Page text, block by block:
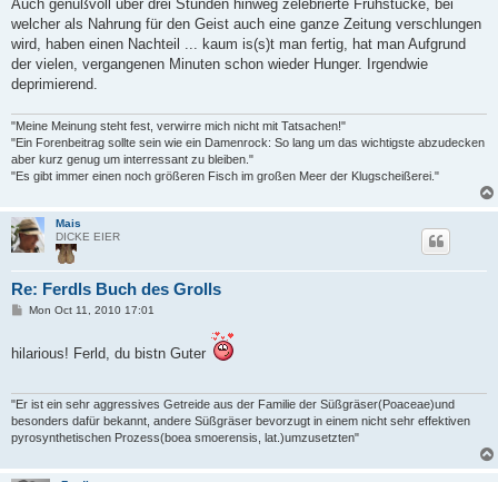
Auch genußvoll über drei Stunden hinweg zelebrierte Frühstücke, bei
welcher als Nahrung für den Geist auch eine ganze Zeitung verschlungen
wird, haben einen Nachteil ... kaum is(s)t man fertig, hat man Aufgrund
der vielen, vergangenen Minuten schon wieder Hunger. Irgendwie
deprimierend.
"Meine Meinung steht fest, verwirre mich nicht mit Tatsachen!"
"Ein Forenbeitrag sollte sein wie ein Damenrock: So lang um das wichtigste abzudecken
aber kurz genug um interressant zu bleiben."
"Es gibt immer einen noch größeren Fisch im großen Meer der Klugscheißerei."
Mais
DICKE EIER
Re: Ferdls Buch des Grolls
P
t
Mon Oct 11, 2010 17:01
hilarious! Ferld, du bistn Guter
"Er ist ein sehr aggressives Getreide aus der Familie der Süßgräser(Poaceae)und
besonders dafür bekannt, andere Süßgräser bevorzugt in einem nicht sehr effektiven
pyrosynthetischen Prozess(boea smoerensis, lat.)umzusetzten"